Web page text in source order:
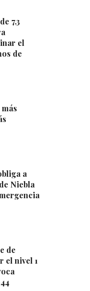
7,3
el
de
a
Niebla
de
el nivel 1